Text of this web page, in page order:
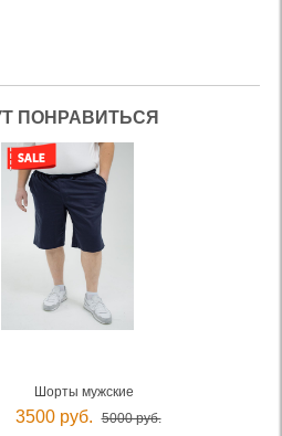
ПОНРАВИТЬСЯ
Шорты мужские
3500 руб. 5000 руб.